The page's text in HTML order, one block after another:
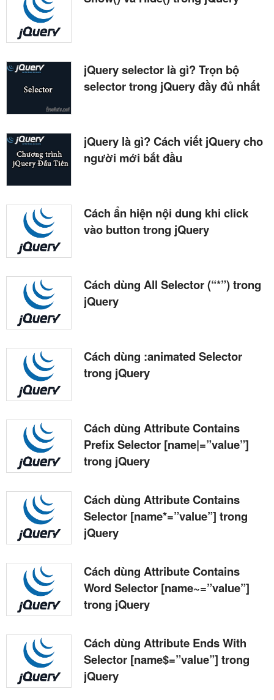
jQuery selector là gì? Trọn bộ
selector trong jQuery đầy đủ nhất
jQuery là gì? Cách viết jQuery cho
người mới bắt đầu
Cách ẩn hiện nội dung khi click
vào button trong jQuery
Cách dùng All Selector (“*”) trong
jQuery
Cách dùng :animated Selector
trong jQuery
Cách dùng Attribute Contains
Prefix Selector [name|=”value”]
trong jQuery
Cách dùng Attribute Contains
Selector [name*=”value”] trong
jQuery
Cách dùng Attribute Contains
Word Selector [name~=”value”]
trong jQuery
Cách dùng Attribute Ends With
Selector [name$=”value”] trong
jQuery